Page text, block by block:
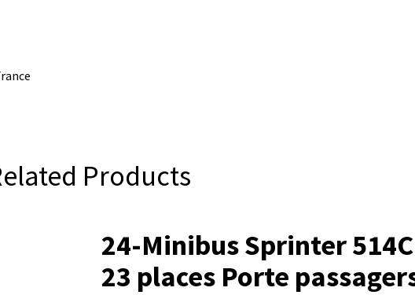
Products
24-Minibus Sprinter
23 places Porte